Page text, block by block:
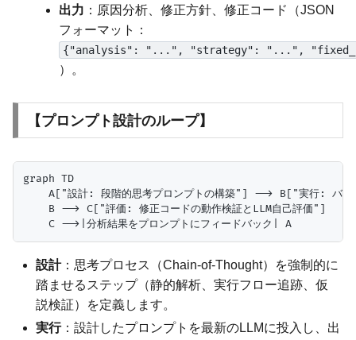
出力 ：原因分析、修正方針、修正コード（JSON
フォーマット：
{"analysis": "...", "strategy": "...",
）。
【プロンプト設計のループ】
graph TD
A["設計: 段階的思考プロンプトの構築"] --> B["実行: バグ
    B --> C["評価: 修正コードの動作検証とLLM自己評価"]
設計：思考プロセス（Chain-of-Thought）を強制的に
踏ませるステップ（静的解析、実行フロー追跡、仮
説検証）を定義します。
実行：設計したプロンプトを最新のLLMに投入し、出